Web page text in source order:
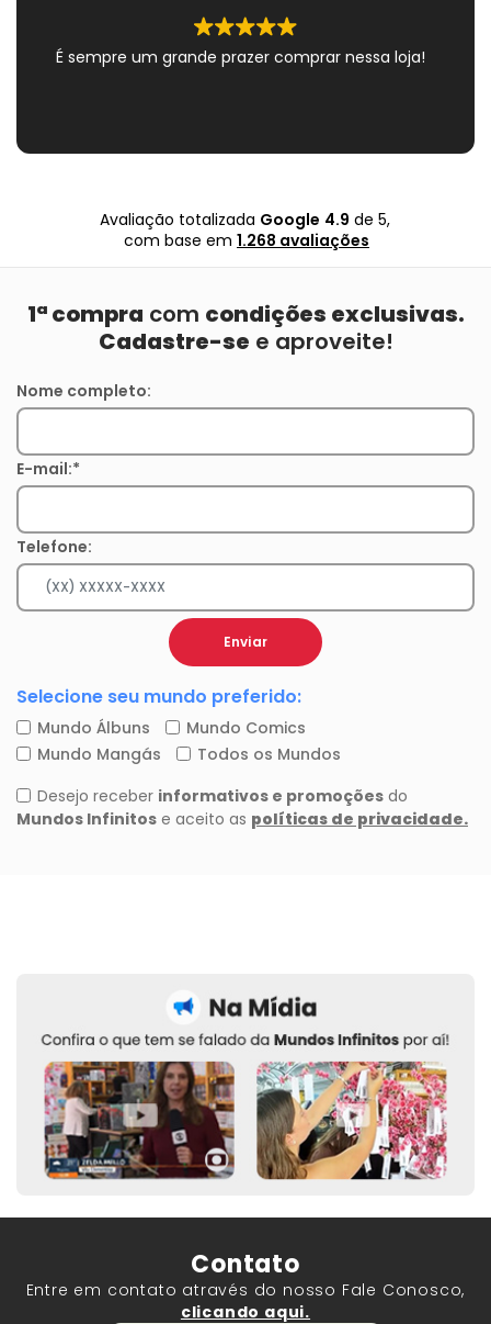
É sempre um grande prazer comprar nessa loja!
Avaliação totalizada Google 4.9 de 5,
com base em 1.268 avaliações
Contato
Entre em contato através do nosso Fale Conosco,
clicando aqui.